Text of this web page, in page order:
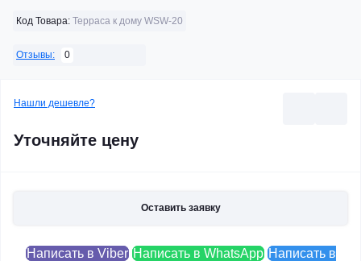
Код Товара: Терраса к дому WSW-20
Отзывы: 0
Нашли дешевле?
Уточняйте цену
Оставить заявку
Написать в Viber Написать в WhatsApp Написать в